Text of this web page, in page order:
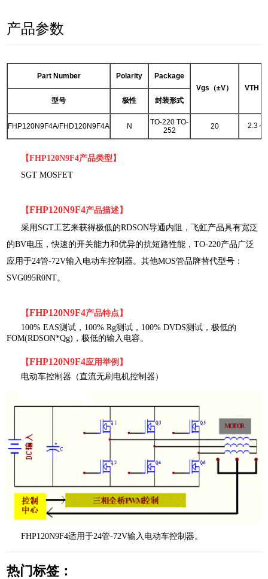
产品参数
Part Number Polarity
Package
Vgs（±V）
VTH（
型号
极性 封装形式
FHP120N9F4A/FHD120N9F4A N
TO-220 TO-
252
20 2.3～
【FHP120N9F4产品类型 】
SGT MOSFET
【FHP120N9F4产品描述】
采用SGT工艺来获得极低的RDSON导通内阻，飞虹产品具有宽泛
的BV电压，快速的开关能力和优异的抗短路性能，TO-220产品广泛
应用于24管-72V输入电动车控制器。其他MOS管品牌替代型号：
SVG095R0NT。
【FHP120N9F4产品特点】
100% EAS测试，100% Rg测试，100% DVDS测试，极低的
FOM(RDSON*Qg)，极低的输入电容 。
【FHP120N9F4应用举例】
电动车控制器（直流无刷电机控制器）
FHP120N9F4适用于24管-72V输入电动车控制器。
热门标签：